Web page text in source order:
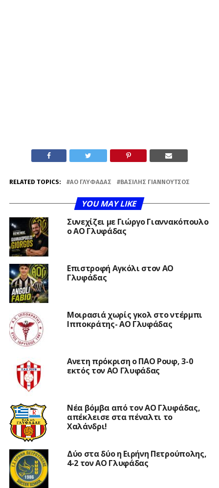
RELATED TOPICS: ΑΟ ΓΛΥΦΆΔΑΣ ΒΑΣΊΛΗΣ ΓΙΑΝΝΟΎΤΣΟΣ
YOU MAY LIKE
Συνεχίζει με Γιώργο Γιαννακόπουλο
ο ΑΟ Γλυφάδας
Επιστροφή Αγκόλι στον ΑΟ
Γλυφάδας
Μοιρασιά χωρίς γκολ στο ντέρμπι
Ιπποκράτης- ΑΟ Γλυφάδας
Ανετη πρόκριση ο ΠΑΟ Ρουφ, 3-0
εκτός τον ΑΟ Γλυφάδας
Νέα βόμβα από τον ΑΟ Γλυφάδας,
απέκλεισε στα πέναλτι το
Χαλάνδρι!
Δύο στα δύο η Ειρήνη Πετρούπολης,
4-2 τον ΑΟ Γλυφάδας